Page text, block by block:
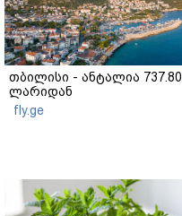
თბილისი - ანტალია 737.80
ლარიდან
fly.ge